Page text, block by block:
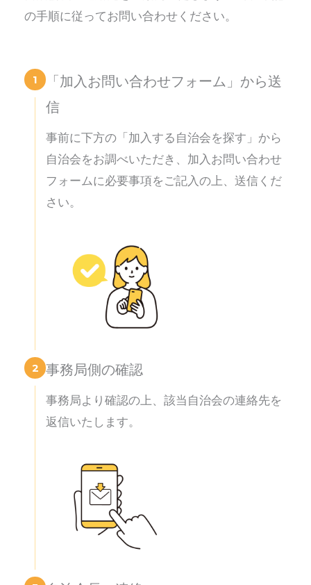
の手順に従ってお問い合わせください。
1
「加入お問い合わせフォーム」から送
信
事前に下方の「加入する自治会を探す」から
自治会をお調べいただき、加入お問い合わせ
フォームに必要事項をご記入の上、送信くだ
さい。
2 事務局側の確認
事務局より確認の上、該当自治会の連絡先を
返信いたします。